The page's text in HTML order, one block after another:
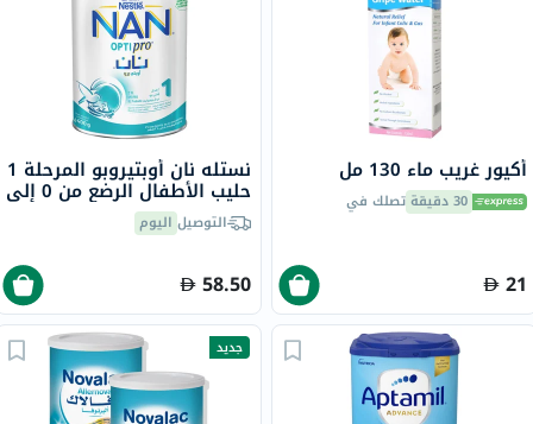
أكيور غريب ماء 130 مل
30 دقيقة تصلك في
21
نستله نان أوبتيروبو المرحلة 1
حليب الأطفال الرضع من 0 إلى
6 شهور 400 جرام التوصيل اليوم
58.50
جديد